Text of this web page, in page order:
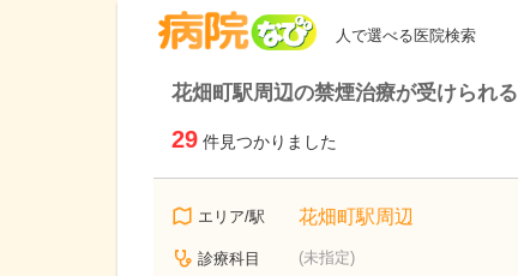
人で選べる医院検索
花畑町駅周辺の禁煙治療が受けられる
29 件見つかりました
エリア/駅 花畑町駅周辺
診療科目 (未指定)